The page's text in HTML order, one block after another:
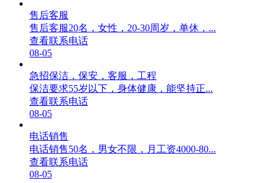
售后客服
售后客服20名，女性，20-30周岁，单休，...
查看联系电话
08-05
急招保洁，保安，客服，工程
保洁要求55岁以下，身体健康，能坚持正...
查看联系电话
08-05
电话销售
电话销售50名，男女不限，月工资4000-80...
查看联系电话
08-05